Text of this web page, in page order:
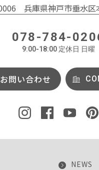
兵庫県神戸市垂水
078-784-
9:00-18:00 定休日 日曜
お問い合わせ
NEWS